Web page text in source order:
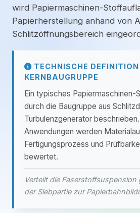
wird Papiermaschinen-
Papierherstellung anhand von
Schlitzöffnungsbereich
TECHNISCHE DEFINITION
KERNBAUGRUPPE
Ein typisches Papiermaschinen-
durch die Baugruppe aus
Turbulenzgenerator
Anwendungen werden
Fertigungsprozess und
bewertet.
Verteilt die Faserstoffsuspension
der Siebpartie zur